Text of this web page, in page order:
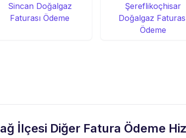
Sincan Doğalgaz
Faturası Ödeme
Şereflikoçhisar
Doğalgaz
Ödeme
İlçesi Diğer Fatura Ödeme